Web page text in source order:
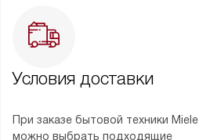
Условия доставки
При заказе бытовой техники Miele
можно выбрать подходящие